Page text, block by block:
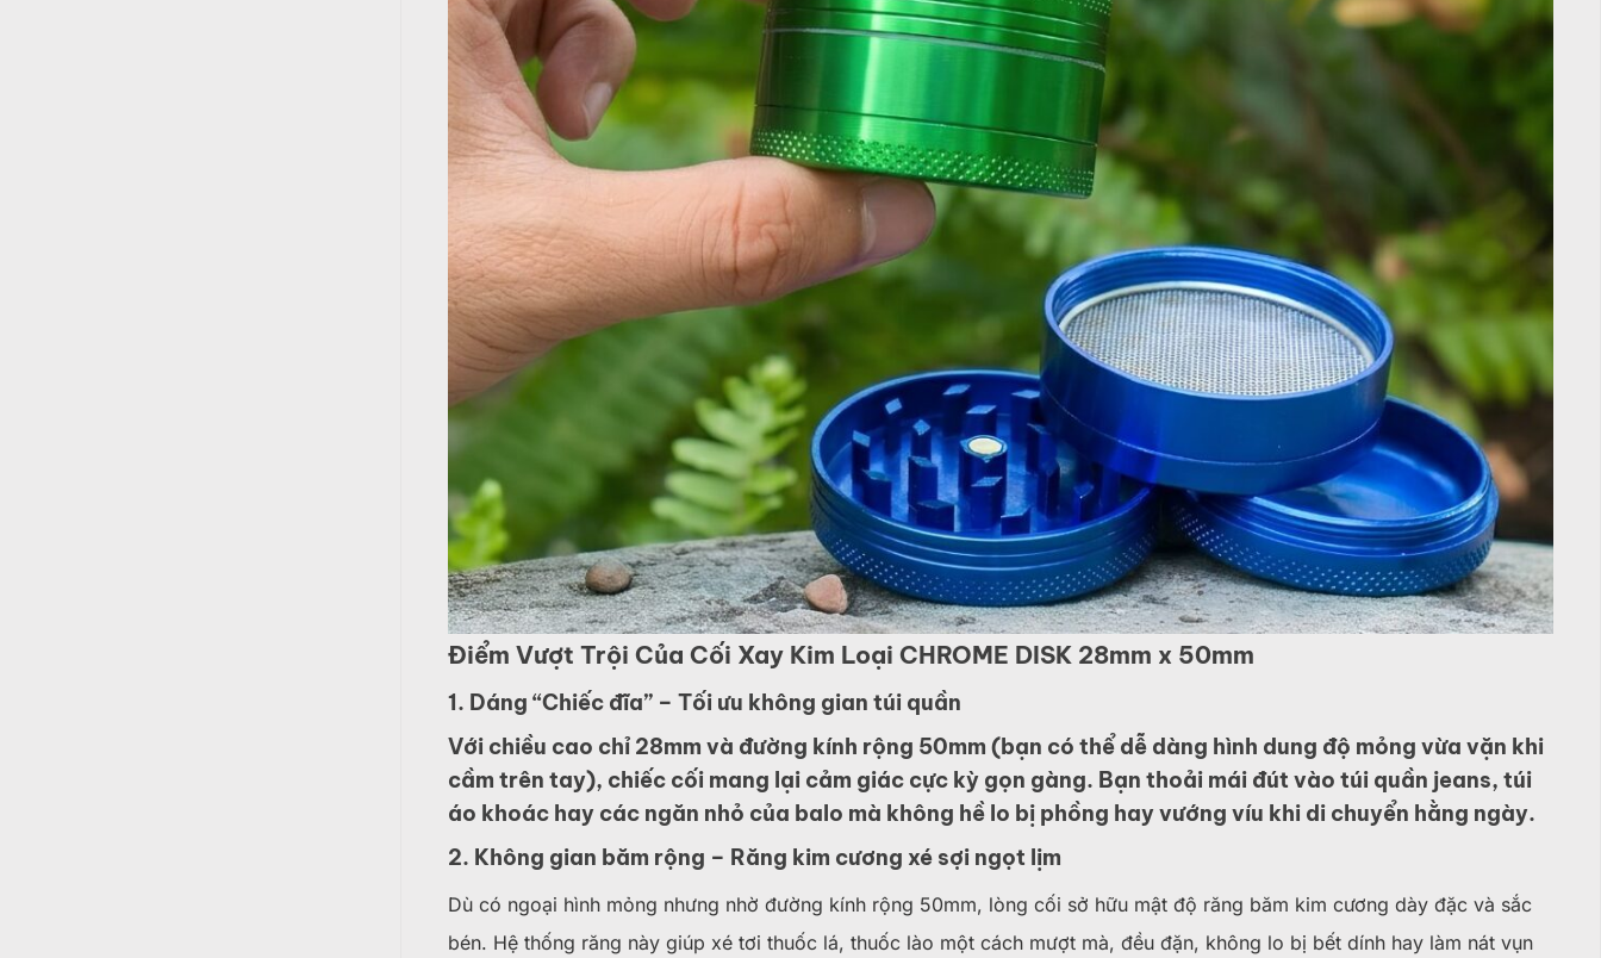
Điểm Vượt Trội Của Cối Xay Kim Loại CHROME DISK 28mm x 50mm
1. Dáng “Chiếc đĩa” – Tối ưu không gian túi quần
Với chiều cao chỉ 28mm và đường kính rộng 50mm (bạn có thể dễ dàng hình dung độ mỏng vừa vặn khi
cầm trên tay), chiếc cối mang lại cảm giác cực kỳ gọn gàng. Bạn thoải mái đút vào túi quần jeans, túi
áo khoác hay các ngăn nhỏ của balo mà không hề lo bị phồng hay vướng víu khi di chuyển hằng ngày.
2. Không gian băm rộng – Răng kim cương xé sợi ngọt lịm
Dù có ngoại hình mỏng nhưng nhờ đường kính rộng 50mm, lòng cối sở hữu mật độ răng băm kim cương dày đặc và sắc
bén. Hệ thống răng này giúp xé tơi thuốc lá, thuốc lào một cách mượt mà, đều đặn, không lo bị bết dính hay làm nát vụn